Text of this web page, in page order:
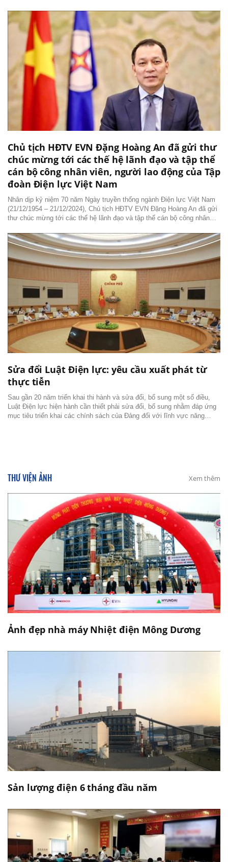
Chủ tịch HĐTV EVN Đặng Hoàng An đã gửi thư
chúc mừng tới các thế hệ lãnh đạo và tập thể
cán bộ công nhân viên, người lao động của Tập
đoàn Điện lực Việt Nam
Nhân dịp kỷ niệm 70 năm Ngày truyền thống ngành Điện lực Việt Nam
(21/12/1954 – 21/12/2024), Chủ tịch HĐTV EVN Đặng Hoàng An đã gửi
thư chúc mừng tới các thế hệ lãnh đạo và tập thể cán bộ công nhân
văn thư chúc mừng
Sửa đổi Luật Điện lực: yêu cầu xuất phát từ
thực tiễn
Sau gần 20 năm triển khai thi hành và sửa đổi, bổ sung một số điều,
Luật Điện lực hiện hành cần thiết phải sửa đổi, bổ sung nhằm đáp ứng
mục tiêu triển khai các chính sách của Đảng đối với lĩnh vực năng
THƯ VIỆN ẢNH Xem thêm
Ảnh đẹp nhà máy Nhiệt điện Mông Dương
Sản lượng điện 6 tháng đầu năm